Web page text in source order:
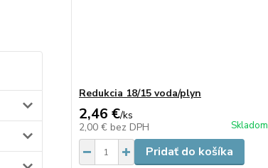
Redukcia 18/15 voda/plyn
2,46 €/ks
2,00 € bez DPH Skladom
Pridať do košíka